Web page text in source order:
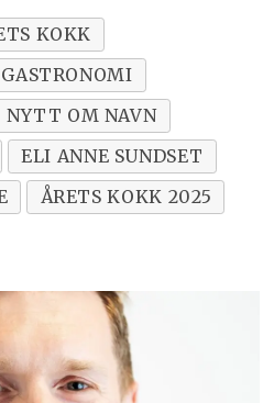
KOKK
NYTT OM NAVN
ELI ANNE SUNDSET
ÅRETS KOKK 2025